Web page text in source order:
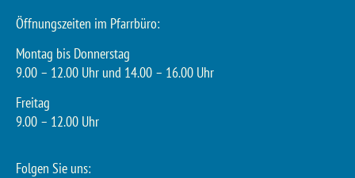
Öffnungszeiten im Pfarrbüro:
Montag bis Donnerstag
9.00 – 12.00 Uhr und 14.00 – 16.00 Uhr
Freitag
9.00 – 12.00 Uhr
Folgen Sie uns: